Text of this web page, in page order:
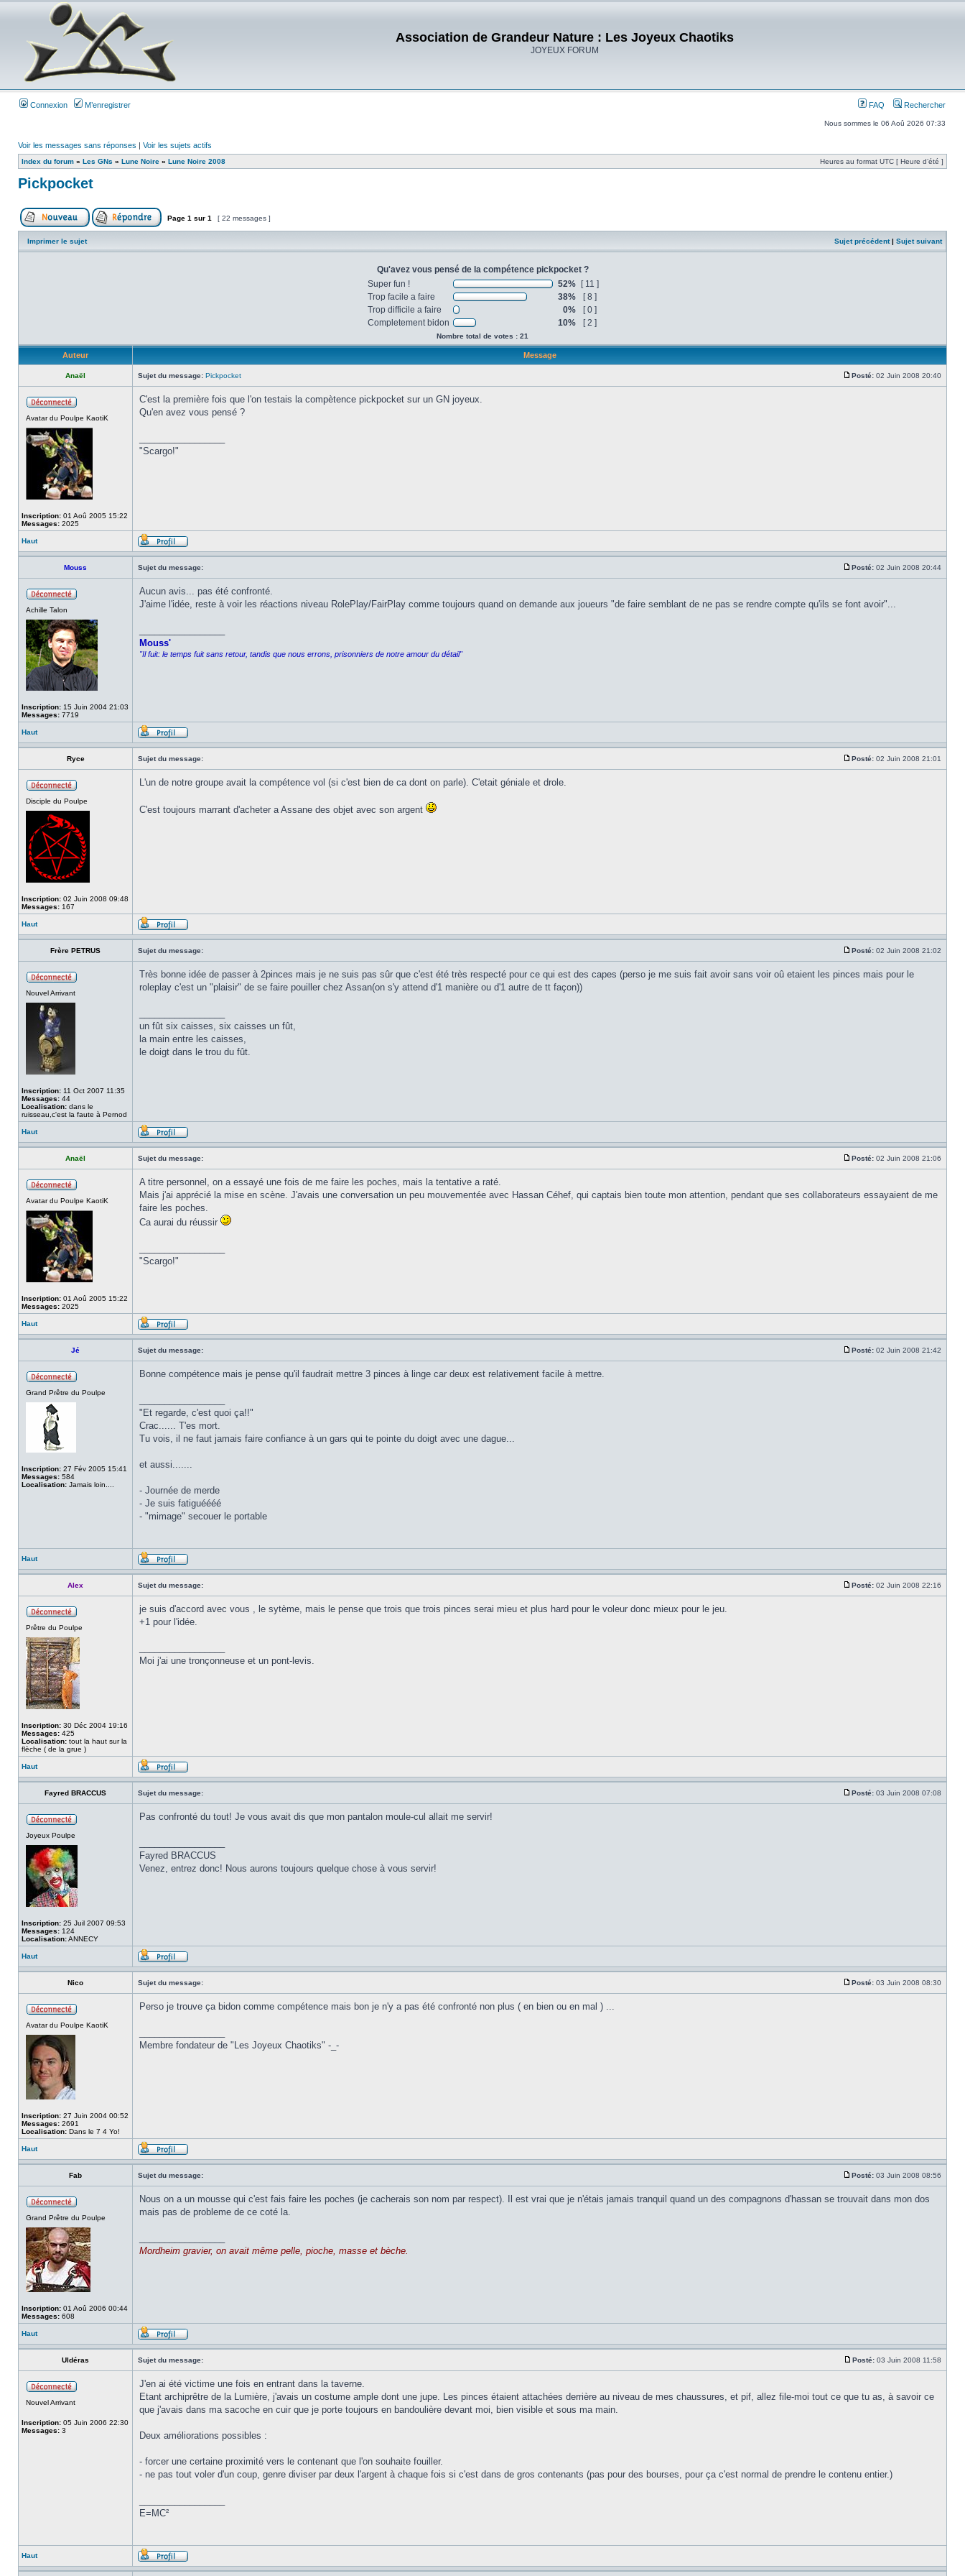
Association de Grandeur Nature : Les Joyeux Chaotiks
JOYEUX FORUM
Connexion M’enregistrer FAQ Rechercher
Nous sommes le 06 Aoû 2026 07:33
Voir les messages sans réponses | Voir les sujets actifs
Index du forum » Les GNs » Lune Noire » Lune Noire 2008 Heures au format UTC [ Heure d’été ]
Pickpocket
Page 1 sur 1 [ 22 messages ]
Imprimer le sujet Sujet précédent| Sujet suivant
Qu'avez vous pensé de la compétence pickpocket ?
Super fun !
52%
[ 11 ]
Trop facile a faire
38%
[ 8 ]
Trop difficile a faire
0%
[ 0 ]
Completement bidon
10% [ 2 ]
Nombre total de votes : 21
Auteur Message
Anaël Sujet du message: Pickpocket Posté: 02 Juin 2008 20:40
Avatar du Poulpe KaotiK
Inscription: 01 Aoû 2005 15:22
Messages: 2025
C'est la première fois que l'on testais la compètence pickpocket sur un GN joyeux.
Qu'en avez vous pensé ?
"Scargo!"
Haut
Mouss Sujet du message: Posté: 02 Juin 2008 20:44
Achille Talon
Inscription: 15 Juin 2004 21:03
Messages: 7719
Aucun avis... pas été confronté.
J'aime l'idée, reste à voir les réactions niveau RolePlay/FairPlay comme toujours quand on demande aux joueurs "de faire semblant de ne pas se rendre compte qu'ils se font avoir"...
Mouss'
"Il fuit: le temps fuit sans retour, tandis que nous errons, prisonniers de notre amour du détail"
Haut
Ryce Sujet du message: Posté: 02 Juin 2008 21:01
Disciple du Poulpe
Inscription: 02 Juin 2008 09:48
Messages: 167
L'un de notre groupe avait la compétence vol (si c'est bien de ca dont on parle). C'etait géniale et drole.
C'est toujours marrant d'acheter a Assane des objet avec son argent
Haut
Frère PETRUS Sujet du message: Posté: 02 Juin 2008 21:02
Nouvel Arrivant
Inscription: 11 Oct 2007 11:35
Messages: 44
Localisation: dans le
ruisseau,c'est la faute à Pernod
Très bonne idée de passer à 2pinces mais je ne suis pas sûr que c'est été très respecté pour ce qui est des capes (perso je me suis fait avoir sans voir oû etaient les pinces mais pour le
roleplay c'est un "plaisir" de se faire pouiller chez Assan(on s'y attend d'1 manière ou d'1 autre de tt façon))
un fût six caisses, six caisses un fût,
la main entre les caisses,
le doigt dans le trou du fût.
Haut
Anaël Sujet du message: Posté: 02 Juin 2008 21:06
Avatar du Poulpe KaotiK
Inscription: 01 Aoû 2005 15:22
Messages: 2025
A titre personnel, on a essayé une fois de me faire les poches, mais la tentative a raté.
Mais j'ai apprécié la mise en scène. J'avais une conversation un peu mouvementée avec Hassan Céhef, qui captais bien toute mon attention, pendant que ses collaborateurs essayaient de me
faire les poches.
Ca aurai du réussir
"Scargo!"
Haut
Jé Sujet du message: Posté: 02 Juin 2008 21:42
Grand Prêtre du Poulpe
Inscription: 27 Fév 2005 15:41
Messages: 584
Localisation: Jamais loin....
Bonne compétence mais je pense qu'il faudrait mettre 3 pinces à linge car deux est relativement facile à mettre.
"Et regarde, c'est quoi ça!!"
Crac...... T'es mort.
Tu vois, il ne faut jamais faire confiance à un gars qui te pointe du doigt avec une dague...
et aussi.......
- Journée de merde
- Je suis fatiguéééé
- "mimage" secouer le portable
Haut
Alex Sujet du message: Posté: 02 Juin 2008 22:16
Prêtre du Poulpe
Inscription: 30 Déc 2004 19:16
Messages: 425
Localisation: tout la haut sur la
flèche ( de la grue )
je suis d'accord avec vous , le sytème, mais le pense que trois que trois pinces serai mieu et plus hard pour le voleur donc mieux pour le jeu.
+1 pour l'idée.
Moi j'ai une tronçonneuse et un pont-levis.
Haut
Fayred BRACCUS Sujet du message: Posté: 03 Juin 2008 07:08
Joyeux Poulpe
Inscription: 25 Juil 2007 09:53
Messages: 124
Localisation:ANNECY
Pas confronté du tout! Je vous avait dis que mon pantalon moule-cul allait me servir!
Fayred BRACCUS
Venez, entrez donc! Nous aurons toujours quelque chose à vous servir!
Haut
Nico Sujet du message: Posté: 03 Juin 2008 08:30
Avatar du Poulpe KaotiK
Inscription: 27 Juin 2004 00:52
Messages: 2691
Localisation: Dans le 7 4 Yo!
Perso je trouve ça bidon comme compétence mais bon je n'y a pas été confronté non plus ( en bien ou en mal ) ...
Membre fondateur de "Les Joyeux Chaotiks" -_-
Haut
Fab Sujet du message: Posté: 03 Juin 2008 08:56
Grand Prêtre du Poulpe
Inscription: 01 Aoû 2006 00:44
Messages: 608
Nous on a un mousse qui c'est fais faire les poches (je cacherais son nom par respect). Il est vrai que je n'étais jamais tranquil quand un des compagnons d'hassan se trouvait dans mon dos
mais pas de probleme de ce coté la.
Mordheim gravier, on avait même pelle, pioche, masse et bèche.
Haut
Uldéras Sujet du message: Posté: 03 Juin 2008 11:58
Nouvel Arrivant
Inscription: 05 Juin 2006 22:30
Messages: 3
J'en ai été victime une fois en entrant dans la taverne.
Etant archiprêtre de la Lumière, j'avais un costume ample dont une jupe. Les pinces étaient attachées derrière au niveau de mes chaussures, et pif, allez file-moi tout ce que tu as, à savoir ce
que j'avais dans ma sacoche en cuir que je porte toujours en bandoulière devant moi, bien visible et sous ma main.
Deux améliorations possibles :
- forcer une certaine proximité vers le contenant que l'on souhaite fouiller.
- ne pas tout voler d'un coup, genre diviser par deux l'argent à chaque fois si c'est dans de gros contenants (pas pour des bourses, pour ça c'est normal de prendre le contenu entier.)
E=MC²
Haut